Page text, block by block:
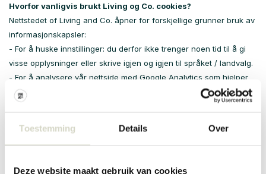
Toestemming Details Over
Deze website maakt gebruik van cookies
Hvorfor vanligvis brukt Living og Co. cookies?
Nettstedet of Living and Co. åpner for forskjellige grunner bruk av
informasjonskapsler:
- For å huske innstillinger: du derfor ikke trenger noen tid til å gi
visse opplysninger eller skrive igjen og igjen til språket / landvalg.
- For å analysere vår nettside med Google Analytics som hjelper
oss med å forbedre nettstedet vårt. Vi bruker denne Google-
tjenesten til å spore hvordan besøkende bruker nettstedet vårt. Vi
informasjonen til tredjeparter i to tilfeller: hvis lovgiver sier Google
må gjøre, eller hvis tredjeparter behandler informasjonen på